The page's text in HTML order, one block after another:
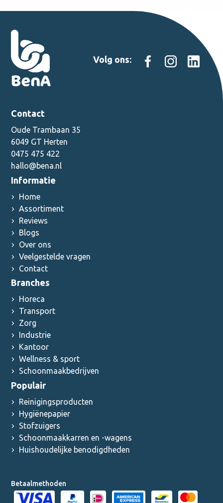
Volg ons:
Contact
Oude Trambaan 35
6049 GT Herten
0475 475 422
hallo@bena.nl
Informatie
Home
Assortiment
Reviews
Blogs
Over ons
Veelgestelde vragen
Contact
Branches
Horeca
Transport
Zorg
Industrie
Kantoor
Wellness & sport
Schoonmaakbedrijven
Populair
Reinigingsproducten
Hygiënepapier
Stofzuigers
Schoonmaakkarren en -wagens
Huishoudelijke benodigdheden
Betaalmethoden